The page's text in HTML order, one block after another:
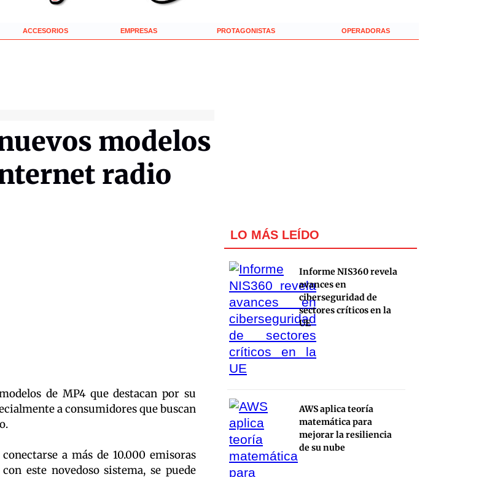
ACCESORIOS EMPRESAS PROTAGONISTAS OPERADORAS
modelos
radio
de MP4 que destacan por su
a consumidores que buscan
a más de 10.000 emisoras
este novedoso sistema, se puede
LO MÁS LEÍDO
Informe NIS360 revela
avances en
ciberseguridad de
sectores críticos en la
UE
AWS aplica teoría
matemática para
mejorar la resiliencia
de su nube